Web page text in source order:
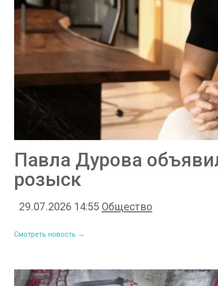
Павла Дурова
розыск
29.07.2026 14:55 Общество
Смотреть новость →